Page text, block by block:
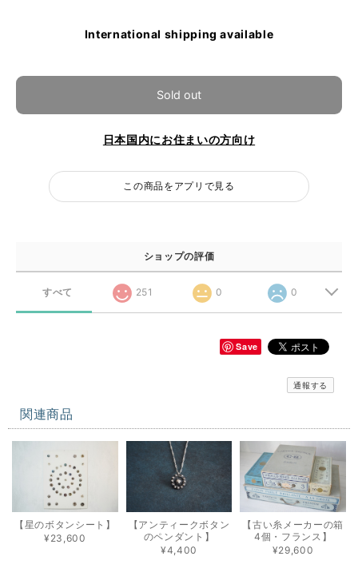
International shipping available
Sold out
日本国内にお住まいの方向け
この商品をアプリで見る
ショップの評価
すべて 251 0 0
Save
通報する
関連商品
【星のボタンシート】
¥23,600
【アンティークボタン
のペンダント】
¥4,400
【古い糸メーカーの箱
4個・フランス】
¥29,600